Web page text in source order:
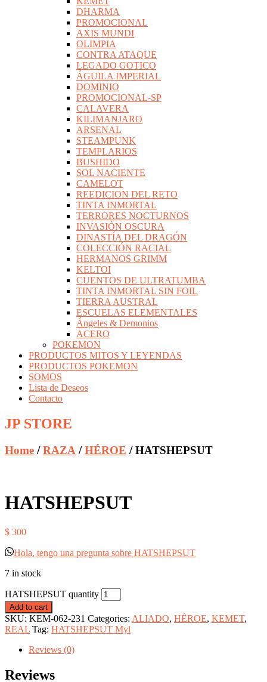
DHARMA
PROMOCIONAL
AXIS MUNDI
OLIMPIA
CONTRA ATAQUE
LEGADO GOTICO
ÁGUILA IMPERIAL
DOMINIO
PROMOCIONAL-SP
CALAVERA
KILIMANJARO
ARSENAL
STEAMPUNK
TEMPLARIOS
BUSHIDO
SOL NACIENTE
CAMELOT
REEDICION DEL RETO
TINTA INMORTAL
TERRORES NOCTURNOS
INVASIÓN OSCURA
DINASTÍA DEL DRAGÓN
COLECCIÓN RACIAL
HERMANOS GRIMM
KELTOI
CUENTOS DE ULTRATUMBA
TINTA INMORTAL SIN FOIL
TIERRA AUSTRAL
ESCUELAS ELEMENTALES
Ángeles & Demonios
ACERO
POKEMON
PRODUCTOS MITOS Y LEYENDAS
PRODUCTOS POKEMON
SOMOS
Lista de Deseos
Contacto
JP STORE
Home /RAZA /HÉROE / HATSHEPSUT
HATSHEPSUT
$ 300
Hola, tengo una pregunta sobre HATSHEPSUT
7 in stock
HATSHEPSUT quantity
Add to cart
SKU: KEM-062-231 Categories: ALIADO, HÉROE, KEMET,
REAL Tag: HATSHEPSUT Myl
Reviews (0)
Reviews